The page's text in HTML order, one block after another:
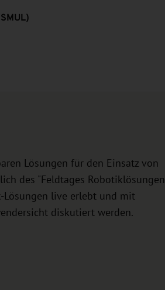
Lösungen für den Einsatz von
des "Feldtages Robotiklösungen
Lösungen live erlebt und mit
diskutiert werden.